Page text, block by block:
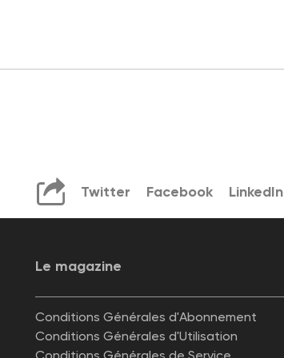
Twitter Facebook LinkedIn
Le magazine
Conditions Générales d'Abonnement
Conditions Générales d'Utilisation